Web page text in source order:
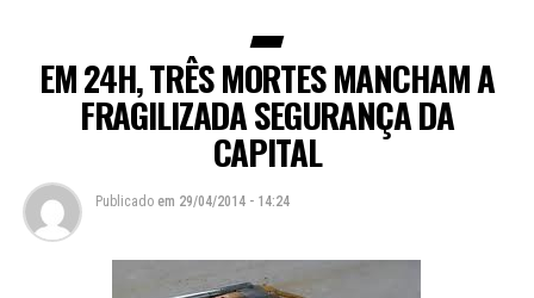
EM 24H, TRÊS MORTES MANCHAM A
FRAGILIZADA SEGURANÇA DA
CAPITAL
Publicado em 29/04/2014 - 14:24